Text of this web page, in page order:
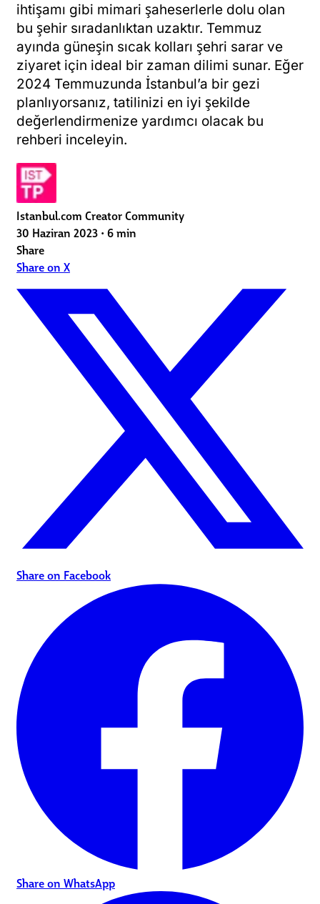
ihtişamı gibi mimari şaheserlerle dolu olan
bu şehir sıradanlıktan uzaktır. Temmuz
ayında güneşin sıcak kolları şehri sarar ve
ziyaret için ideal bir zaman dilimi sunar. Eğer
2024 Temmuzunda İstanbul’a bir gezi
planlıyorsanız, tatilinizi en iyi şekilde
değerlendirmenize yardımcı olacak bu
rehberi inceleyin.
Istanbul.com Creator Community
30 Haziran 2023 • 6 min
Share
Share on X
Share on Facebook
Share on WhatsApp